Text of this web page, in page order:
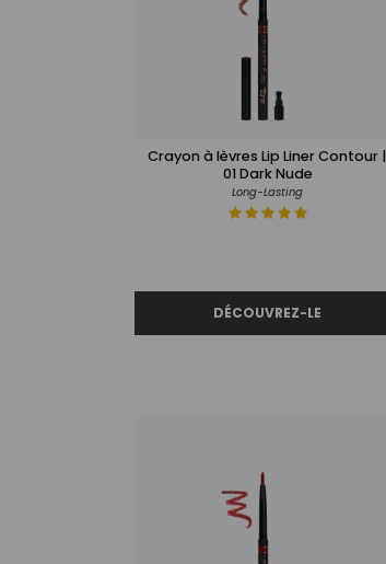
Crayon à lèvres Lip Liner Contour |
01 Dark Nude
Long-Lasting